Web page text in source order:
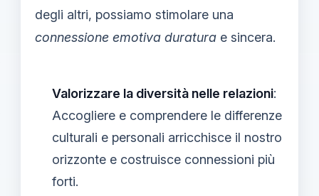
degli altri, possiamo stimolare una
connessione emotiva duratura e sincera.
Valorizzare la diversità nelle relazioni:
Accogliere e comprendere le differenze
culturali e personali arricchisce il nostro
orizzonte e costruisce connessioni più
forti.